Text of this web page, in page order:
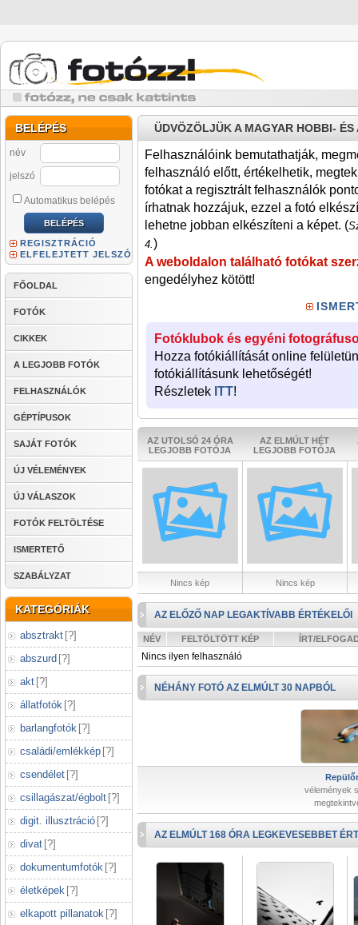
BELÉPÉS
név
jelszó
Automatikus belépés
REGISZTRÁCIÓ
ELFELEJTETT JELSZÓ
FŐOLDAL
FOTÓK
CIKKEK
A LEGJOBB FOTÓK
FELHASZNÁLÓK
GÉPTÍPUSOK
SAJÁT FOTÓK
ÚJ VÉLEMÉNYEK
ÚJ VÁLASZOK
FOTÓK FELTÖLTÉSE
ISMERTETŐ
SZABÁLYZAT
KATEGÓRIÁK
absztrakt [?]
abszurd [?]
akt [?]
állatfotók [?]
barlangfotók [?]
családi/emlékkép [?]
csendélet [?]
csillagászat/égbolt [?]
digit. illusztráció [?]
divat [?]
dokumentumfotók [?]
életképek [?]
elkapott pillanatok [?]
ÜDVÖZÖLJÜK A MAGYAR HOBBI-
Felhasználóink bemutathatják,
felhasználó előtt, értékelhetik,
fotókat a regisztrált felhasználók
írhatnak hozzájuk, ezzel a fotó
lehetne jobban elkészíteni a képet. (
4.)
A weboldalon található fotókat
engedélyhez kötött!
Fotóklubok és egyéni
Hozza fotókiállítását online
fotókiállításunk lehetőségét!
Részletek ITT!
AZ UTOLSÓ 24 ÓRA
LEGJOBB FOTÓJA
AZ ELMÚLT HÉT
LEGJOBB FOTÓJA
Nincs kép Nincs kép
AZ ELŐZŐ NAP LEGAKTÍVABB ÉRTÉKELŐI
NÉV FELTÖLTÖTT KÉP ÍRT/
Nincs ilyen felhasználó
NÉHÁNY FOTÓ AZ ELMÚLT 30 NAPBÓL
vélemények
AZ ELMÚLT 168 ÓRA LEGKEVESEBBET